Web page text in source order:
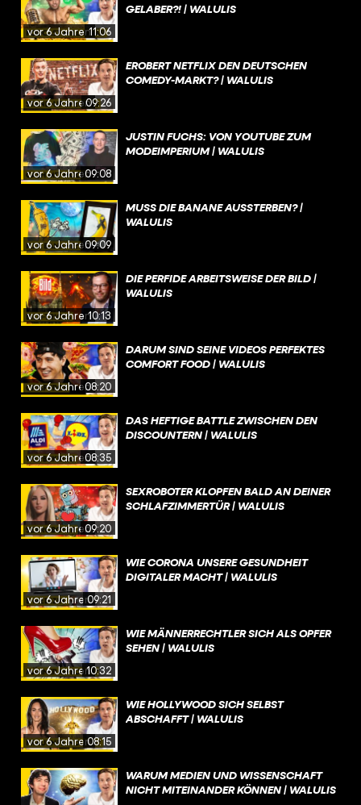
vor 6 Jahren11:06
GELABER?! | WALULIS
vor 6 Jahren09:26
EROBERT NETFLIX DEN DEUTSCHEN
COMEDY-MARKT? | WALULIS
vor 6 Jahren09:08
JUSTIN FUCHS: VON YOUTUBE ZUM
MODEIMPERIUM | WALULIS
vor 6 Jahren09:09
MUSS DIE BANANE AUSSTERBEN? |
WALULIS
vor 6 Jahren10:13
DIE PERFIDE ARBEITSWEISE DER BILD |
WALULIS
vor 6 Jahren08:20
DARUM SIND SEINE VIDEOS PERFEKTES
COMFORT FOOD | WALULIS
vor 6 Jahren08:35
DAS HEFTIGE BATTLE ZWISCHEN DEN
DISCOUNTERN | WALULIS
vor 6 Jahren09:20
SEXROBOTER KLOPFEN BALD AN DEINER
SCHLAFZIMMERTÜR | WALULIS
vor 6 Jahren09:21
WIE CORONA UNSERE GESUNDHEIT
DIGITALER MACHT | WALULIS
vor 6 Jahren10:32
WIE MÄNNERRECHTLER SICH ALS OPFER
SEHEN | WALULIS
vor 6 Jahren08:15
WIE HOLLYWOOD SICH SELBST
ABSCHAFFT | WALULIS
WARUM MEDIEN UND WISSENSCHAFT
NICHT MITEINANDER KÖNNEN | WALULIS